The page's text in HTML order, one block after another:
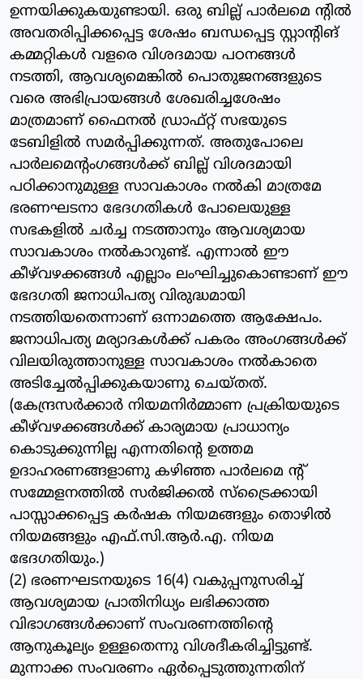
ഉന്നയിക്കുകയുണ്ടായി. ഒരു ബില്ല് പാര്‍ലമെ ന്റില്‍
അവതരിപ്പിക്കപ്പെട്ട ശേഷം ബന്ധപ്പെട്ട സ്റ്റാന്റിങ്
കമ്മറ്റികള്‍ വളരെ വിശദമായ പഠനങ്ങള്‍
നടത്തി, ആവശ്യമെങ്കില്‍ പൊതുജനങ്ങളുടെ
വരെ അഭിപ്രായങ്ങള്‍ ശേഖരിച്ചശേഷം
മാത്രമാണ് ഫൈനല്‍ ഡ്രാഫ്റ്റ് സഭയുടെ
ടേബിളില്‍ സമര്‍പ്പിക്കുന്നത്. അതുപോലെ
പാര്‍ലമെന്റംഗങ്ങള്‍ക്ക് ബില്ല് വിശദമായി
പഠിക്കാനുമുള്ള സാവകാശം നല്‍കി മാത്രമേ
ഭരണഘടനാ ഭേദഗതികള്‍ പോലെയുള്ള
സഭകളില്‍ ചര്‍ച്ച നടത്താനും ആവശ്യമായ
സാവകാശം നല്‍കാറുണ്ട്. എന്നാല്‍ ഈ
കീഴ്‌വഴക്കങ്ങള്‍ എല്ലാം ലംഘിച്ചുകൊണ്ടാണ് ഈ
ഭേദഗതി ജനാധിപത്യ വിരുദ്ധമായി
നടത്തിയതെന്നാണ് ഒന്നാമത്തെ ആക്ഷേപം.
ജനാധിപത്യ മര്യാദകള്‍ക്ക് പകരം അംഗങ്ങള്‍ക്ക്
വിലയിരുത്താനുള്ള സാവകാശം നല്‍കാതെ
അടിച്ചേല്‍പ്പിക്കുകയാണു ചെയ്തത്.
(കേന്ദ്രസര്‍ക്കാര്‍ നിയമനിര്‍മ്മാണ പ്രക്രിയയുടെ
കീഴ്‌വഴക്കങ്ങള്‍ക്ക് കാര്യമായ പ്രാധാന്യം
കൊടുക്കുന്നില്ല എന്നതിന്റെ ഉത്തമ
ഉദാഹരണങ്ങളാണു കഴിഞ്ഞ പാര്‍ലമെ ന്റ്
സമ്മേളനത്തില്‍ സര്‍ജിക്കല്‍ സ്‌ട്രൈക്കായി
പാസ്സാക്കപ്പെട്ട കര്‍ഷക നിയമങ്ങളും തൊഴില്‍
നിയമങ്ങളും എഫ്.സി.ആര്‍.എ. നിയമ
ഭേദഗതിയും.)
(2) ഭരണഘടനയുടെ 16(4) വകുപ്പനുസരിച്ച്
ആവശ്യമായ പ്രാതിനിധ്യം ലഭിക്കാത്ത
വിഭാഗങ്ങള്‍ക്കാണ് സംവരണത്തിന്റെ
ആനുകൂല്യം ഉള്ളതെന്നു വിശദീകരിച്ചിട്ടുണ്ട്.
മുന്നാക്ക സംവരണം ഏര്‍പ്പെടുത്തുന്നതിന്